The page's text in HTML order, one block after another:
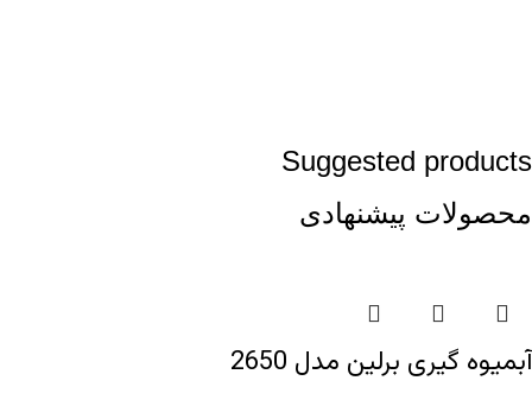
Suggested products
محصولات پیشنهادی
آبمیوه گیری برلین مدل 2650